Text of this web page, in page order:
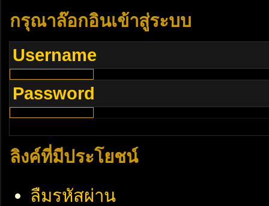
กรุณาล๊อกอินเข้าสู่ระบบ
Username
Password
ลิงค์ที่มีประโยชน์
ลืมรหัสผ่าน